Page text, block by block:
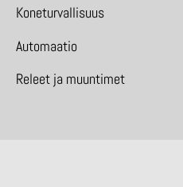
Koneturvallisuus
Automaatio
Releet ja muuntimet